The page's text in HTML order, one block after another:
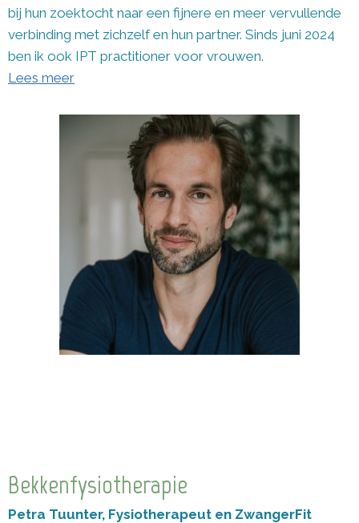
bij hun zoektocht naar een fijnere en meer vervullende
verbinding met zichzelf en hun partner. Sinds juni 2024
ben ik ook IPT practitioner voor vrouwen.
Lees meer
Bekkenfysiotherapie
Petra Tuunter, Fysiotherapeut en ZwangerFit